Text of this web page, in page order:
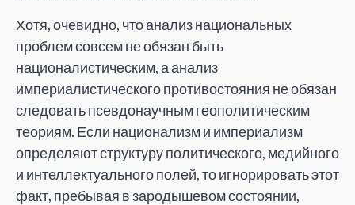
Хотя, очевидно, что анализ национальных
проблем совсем не обязан быть
националистическим, а анализ
империалистического противостояния не обязан
следовать псевдонаучным геополитическим
теориям. Если национализм и империализм
определяют структуру политического, медийного
и интеллектуального полей, то игнорировать этот
факт, пребывая в зародышевом состоянии,